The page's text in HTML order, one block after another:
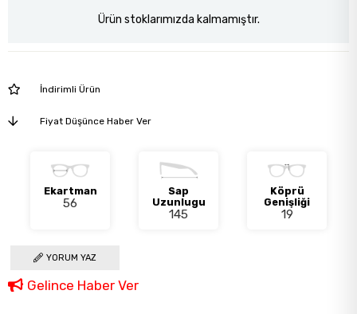
Ürün stoklarımızda kalmamıştır.
İndirimli Ürün
Fiyat Düşünce Haber Ver
Ekartman
56
Sap
Uzunlugu
145
Köprü
Genişliği
19
YORUM YAZ
Gelince Haber Ver